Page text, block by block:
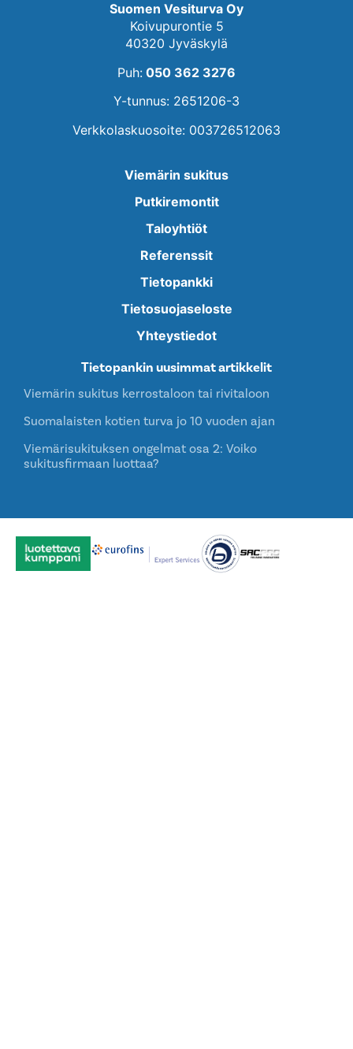
Suomen Vesiturva Oy
Koivupurontie 5
40320 Jyväskylä
Puh: 050 362 3276
Y-tunnus: 2651206-3
Verkkolaskuosoite: 003726512063
Viemärin sukitus
Putkiremontit
Taloyhtiöt
Referenssit
Tietopankki
Tietosuojaseloste
Yhteystiedot
Tietopankin uusimmat artikkelit
Viemärin sukitus kerrostaloon tai rivitaloon
Suomalaisten kotien turva jo 10 vuoden ajan
Viemärisukituksen ongelmat osa 2: Voiko
sukitusfirmaan luottaa?